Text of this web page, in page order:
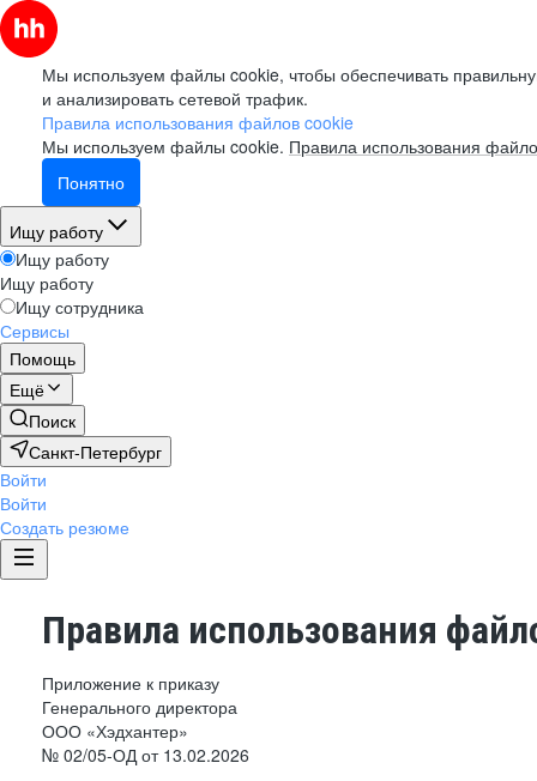
Мы используем файлы cookie, чтобы обеспечивать
и анализировать сетевой трафик.
Правила использования файлов cookie
Мы используем файлы cookie. Правила использования
Понятно
Ищу работу
Ищу работу
Ищу работу
Ищу сотрудника
Сервисы
Помощь
Ещё
Поиск
Санкт-Петербург
Войти
Войти
Создать резюме
Правила использования
Приложение к приказу
Генерального директора
ООО «Хэдхантер»
№ 02/05-ОД от 13.02.2026